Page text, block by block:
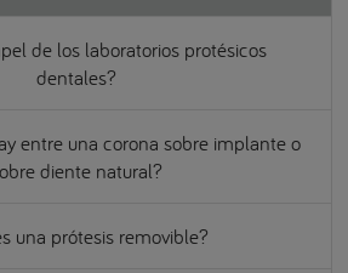
de los laboratorios protésicos
dentales?
entre una corona sobre implante o
diente natural?
una prótesis removible?